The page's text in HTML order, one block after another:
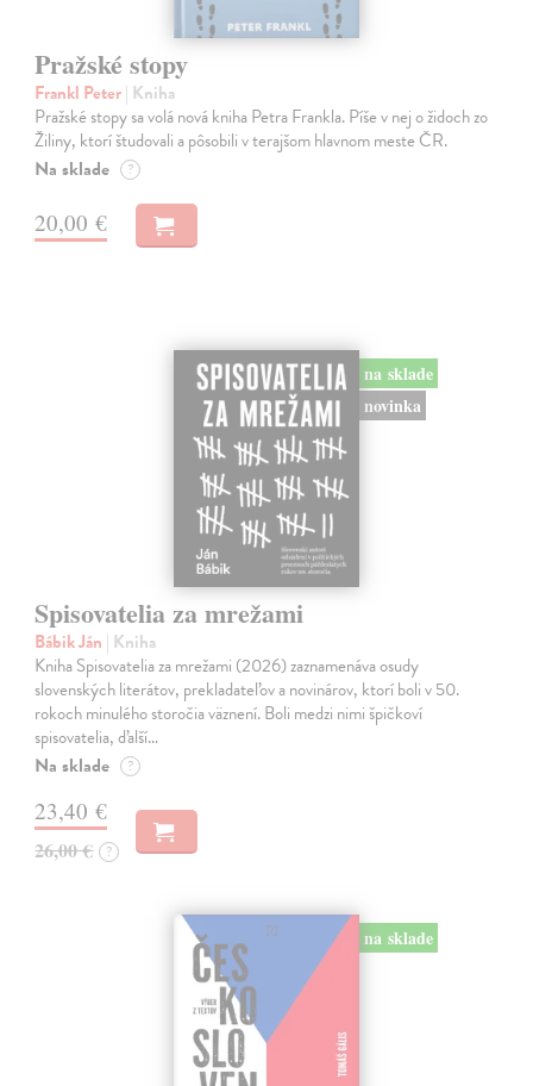
Pražské stopy
Frankl Peter| Kniha
Pražské stopy sa volá nová kniha Petra Frankla. Píše v nej o židoch zo
Žiliny, ktorí študovali a pôsobili v terajšom hlavnom meste ČR.
Na sklade ?
20,00 €
na sklade
novinka
Spisovatelia za mrežami
Bábik Ján | Kniha
Kniha Spisovatelia za mrežami (2026) zaznamenáva osudy
slovenských literátov, prekladateľov a novinárov, ktorí boli v 50.
rokoch minulého storočia väznení. Boli medzi nimi špičkoví
spisovatelia, ďalší…
Na sklade ?
23,40 €
26,00 € ?
na sklade